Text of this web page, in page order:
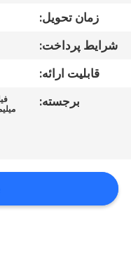
ما
تماس
قول
زمان تحویل:
شرایط پرداخت:
قابلیت ارائه:
برجسته: